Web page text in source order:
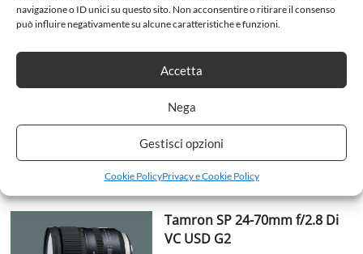
navigazione o ID unici su questo sito. Non acconsentire o ritirare il consenso
può influire negativamente su alcune caratteristiche e funzioni.
Accetta
Nega
Gestisci opzioni
Cookie PolicyPrivacy e Cookie Policy
No Comments
Microstock, una nuova sfida
per il mondo della fotografia
No Comments
Tamron SP 24-70mm f/2.8 Di
VC USD G2